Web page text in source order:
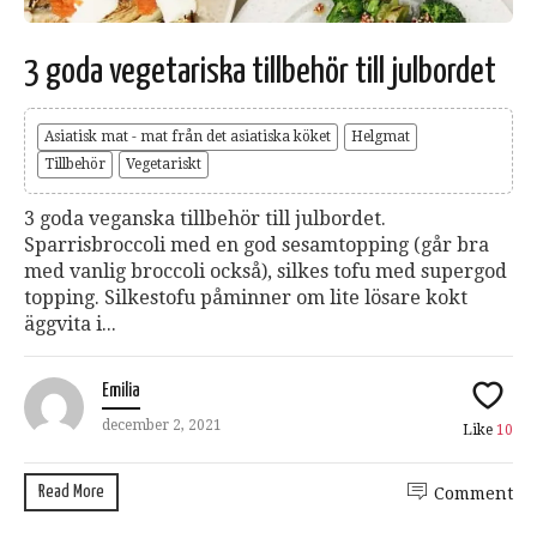
3 goda vegetariska tillbehör till julbordet
Asiatisk mat - mat från det asiatiska köket
Helgmat
Tillbehör
Vegetariskt
3 goda veganska tillbehör till julbordet.
Sparrisbroccoli med en god sesamtopping (går bra
med vanlig broccoli också), silkes tofu med supergod
topping. Silkestofu påminner om lite lösare kokt
äggvita i...
Emilia
december 2, 2021 Like 10
Read More Comment